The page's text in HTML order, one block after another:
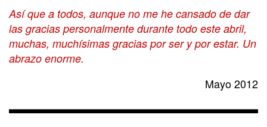
Así que a todos, aunque no me he cansado de dar
las gracias personalmente durante todo este abril,
muchas, muchísimas gracias por ser y por estar. Un
abrazo enorme.
Mayo 2012